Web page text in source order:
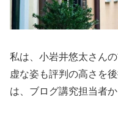
私は、小岩井悠太さん
虚な姿も評判の高さを
は、ブログ講究担当者